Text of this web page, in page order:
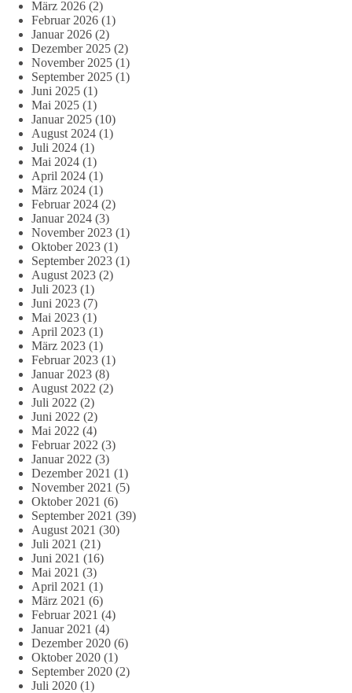
März 2026 (2)
Februar 2026 (1)
Januar 2026 (2)
Dezember 2025 (2)
November 2025 (1)
September 2025 (1)
Juni 2025 (1)
Mai 2025 (1)
Januar 2025 (10)
August 2024 (1)
Juli 2024 (1)
Mai 2024 (1)
April 2024 (1)
März 2024 (1)
Februar 2024 (2)
Januar 2024 (3)
November 2023 (1)
Oktober 2023 (1)
September 2023 (1)
August 2023 (2)
Juli 2023 (1)
Juni 2023 (7)
Mai 2023 (1)
April 2023 (1)
März 2023 (1)
Februar 2023 (1)
Januar 2023 (8)
August 2022 (2)
Juli 2022 (2)
Juni 2022 (2)
Mai 2022 (4)
Februar 2022 (3)
Januar 2022 (3)
Dezember 2021 (1)
November 2021 (5)
Oktober 2021 (6)
September 2021 (39)
August 2021 (30)
Juli 2021 (21)
Juni 2021 (16)
Mai 2021 (3)
April 2021 (1)
März 2021 (6)
Februar 2021 (4)
Januar 2021 (4)
Dezember 2020 (6)
Oktober 2020 (1)
September 2020 (2)
Juli 2020 (1)